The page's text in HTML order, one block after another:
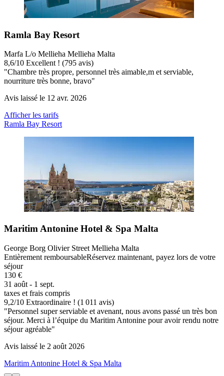
Ramla Bay Resort
Marfa L/o Mellieha Mellieha Malta
8,6/10 Excellent ! (795 avis)
"Chambre très propre, personnel très aimable,m et serviable,
nourriture très bonne, bravo"
Avis laissé le 12 avr. 2026
Afficher les tarifs
Ramla Bay Resort
Maritim Antonine Hotel & Spa Malta
George Borg Olivier Street Mellieha Malta
Entièrement remboursableRéservez maintenant, payez lors de votre
séjour
130 €
31 août - 1 sept.
taxes et frais compris
9,2/10 Extraordinaire ! (1 011 avis)
"Personnel super serviable et avenant, nous avons passé un très bon
séjour. Merci à l’équipe du Maritim Antonine pour avoir rendu notre
séjour agréable"
Avis laissé le 2 août 2026
Maritim Antonine Hotel & Spa Malta